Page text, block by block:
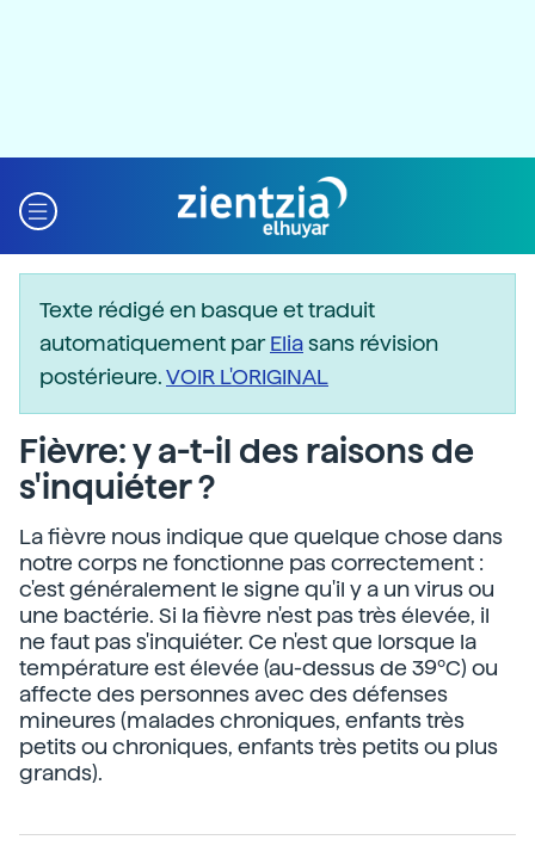
Texte rédigé en basque et traduit
automatiquement parEliasans révision
postérieure.VOIR L'ORIGINAL
Fièvre: y a-t-il des raisons de
s'inquiéter ?
La fièvre nous indique que quelque chose dans
notre corps ne fonctionne pas correctement :
c'est généralement le signe qu'il y a un virus ou
une bactérie. Si la fièvre n'est pas très élevée, il
ne faut pas s'inquiéter. Ce n'est que lorsque la
température est élevée (au-dessus de 39ºC) ou
affecte des personnes avec des défenses
mineures (malades chroniques, enfants très
petits ou chroniques, enfants très petits ou plus
grands).